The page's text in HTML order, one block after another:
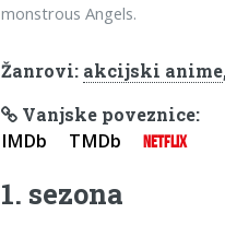
monstrous Angels.
Žanrovi: akcijski anime
Vanjske poveznice:
IMDb TMDb NETFLIX
1. sezona